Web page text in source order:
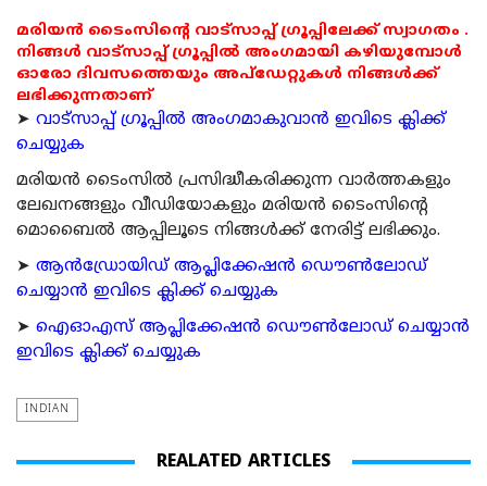
മരിയൻ ടൈംസിന്റെ വാട്സാപ്പ് ഗ്രൂപ്പിലേക്ക് സ്വാഗതം .
നിങ്ങൾ വാട്സാപ്പ് ഗ്രൂപ്പിൽ അംഗമായി കഴിയുമ്പോൾ
ഓരോ ദിവസത്തെയും അപ്ഡേറ്റുകൾ നിങ്ങൾക്ക്
ലഭിക്കുന്നതാണ്
➤ വാട്സാപ്പ് ഗ്രൂപ്പിൽ അംഗമാകുവാൻ ഇവിടെ ക്ലിക്ക്
ചെയ്യുക
മരിയന്‍ ടൈംസില്‍ പ്രസിദ്ധീകരിക്കുന്ന വാര്‍ത്തകളും
ലേഖനങ്ങളും വീഡിയോകളും മരിയന്‍ ടൈംസിന്റെ
മൊബൈല്‍ ആപ്പിലൂടെ നിങ്ങള്‍ക്ക് നേരിട്ട് ലഭിക്കും.
➤ ആന്‍ഡ്രോയിഡ് ആപ്ലിക്കേഷന്‍ ഡൌണ്‍ലോഡ്
ചെയ്യാന്‍ ഇവിടെ ക്ലിക്ക് ചെയ്യുക
➤ ഐഓഎസ് ആപ്ലിക്കേഷന്‍ ഡൌണ്‍ലോഡ് ചെയ്യാന്‍
ഇവിടെ ക്ലിക്ക് ചെയ്യുക
INDIAN
REALATED ARTICLES